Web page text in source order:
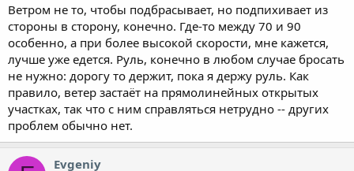
Ветром не то, чтобы подбрасывает, но подпихивает из
стороны в сторону, конечно. Где-то между 70 и 90
особенно, а при более высокой скорости, мне кажется,
лучше уже едется. Руль, конечно в любом случае бросать
не нужно: дорогу то держит, пока я держу руль. Как
правило, ветер застаёт на прямолинейных открытых
участках, так что с ним справляться нетрудно -- других
проблем обычно нет.
Evgeniy